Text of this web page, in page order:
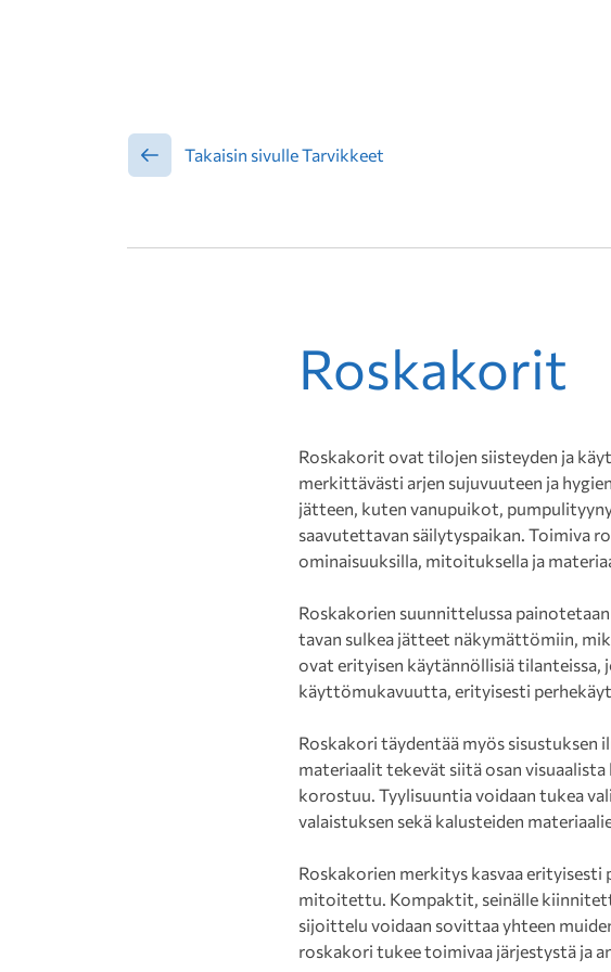
Takaisin sivulle Tarvikkeet
Roskakorit
Roskakorit ovat tilojen siisteyden ja
merkittävästi arjen sujuvuuteen ja
jätteen, kuten vanupuikot,
saavutettavan säilytyspaikan. Toimiva
ominaisuuksilla, mitoituksella ja
Roskakorien suunnittelussa
tavan sulkea jätteet näkymättömiin,
ovat erityisen käytännöllisiä tilanteissa,
käyttömukavuutta, erityisesti
Roskakori täydentää myös
materiaalit tekevät siitä osan
korostuu. Tyylisuuntia voidaan tukea
valaistuksen sekä kalusteiden
Roskakorien merkitys kasvaa erityisesti
mitoitettu. Kompaktit, seinälle
sijoittelu voidaan sovittaa yhteen
roskakori tukee toimivaa järjestystä ja